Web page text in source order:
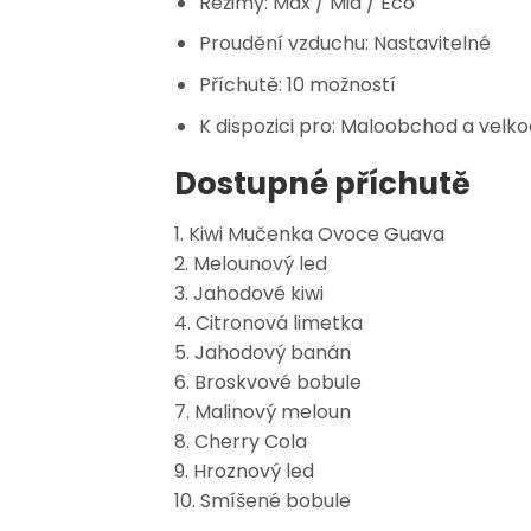
Proudění vzduchu: Nastavitelné
Příchutě: 10 možností
K dispozici pro: Maloobchod a
Dostupné příchutě
1. Kiwi Mučenka Ovoce Guava
2. Melounový led
3. Jahodové kiwi
4. Citronová limetka
5. Jahodový banán
6. Broskvové bobule
7. Malinový meloun
8. Cherry Cola
9. Hroznový led
10. Smíšené bobule